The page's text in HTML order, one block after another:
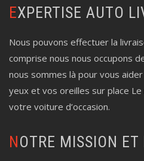
EXPERTISE AUTO
Nous pouvons effectuer la
comprise nous nous occupons
nous sommes là pour vous
yeux et vos oreilles sur place
votre voiture d’occasion.
NOTRE MISSION